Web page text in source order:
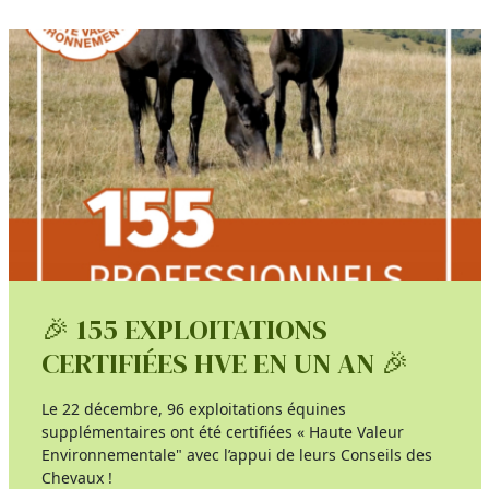
🎉 155 EXPLOITATIONS
CERTIFIÉES HVE EN UN AN 🎉
Le 22 décembre, 96 exploitations équines
supplémentaires ont été certifiées « Haute Valeur
Environnementale" avec l’appui de leurs Conseils des
Chevaux !